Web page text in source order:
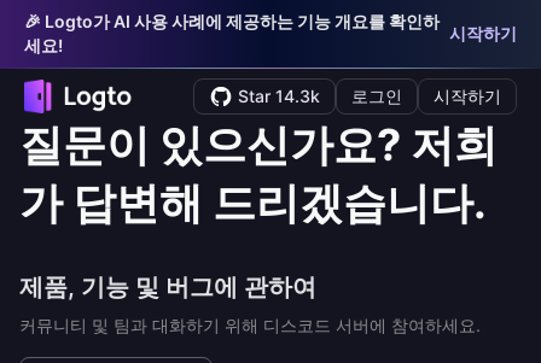
🎉 Logto가 AI 사용 사례에 제공하는 기능 개요를 확인하
세요!
시작하기
Star 14.3k 로그인 시작하기
질문이 있으신가요? 저희
가 답변해 드리겠습니다.
제품, 기능 및 버그에 관하여
커뮤니티 및 팀과 대화하기 위해 디스코드 서버에 참여하세요.